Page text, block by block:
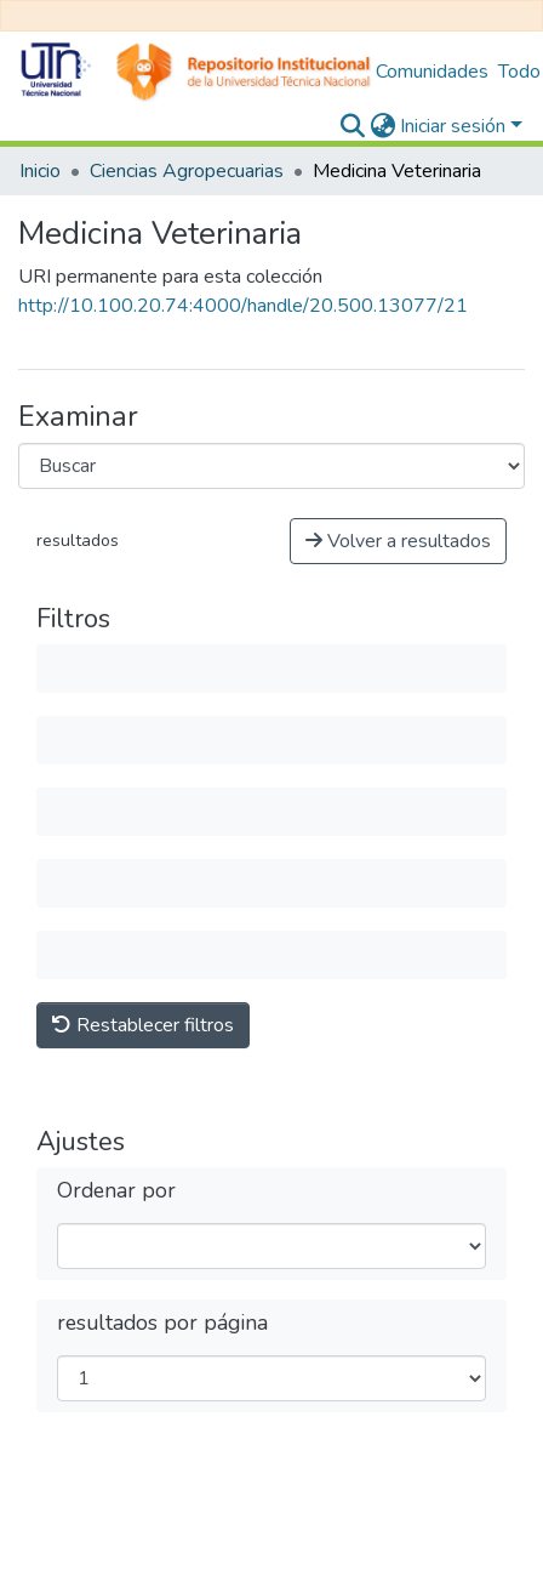
Comunidades
Iniciar sesión
Inicio
Ciencias Agropecuarias Medicina Veterinaria
Medicina Veterinaria
URI permanente para esta colección
http://10.100.20.74:4000/handle/20.500.13077/21
Examinar
resultados Volver a resultados
Filtros
Restablecer filtros
Ajustes
Ordenar por
resultados por página